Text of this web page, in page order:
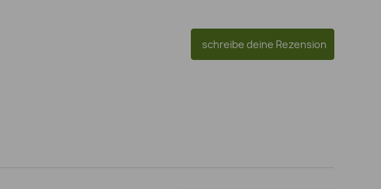
schreibe deine Rezension